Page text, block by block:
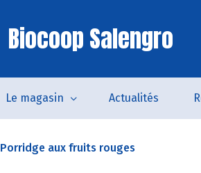
Biocoop Salengro
Le magasin Actualités
Porridge aux fruits rouges